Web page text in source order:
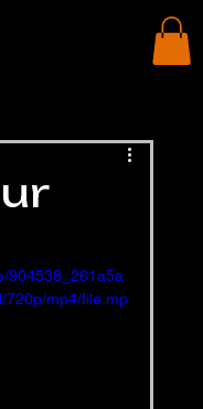
904538_261a5a
720p/mp4/file.mp